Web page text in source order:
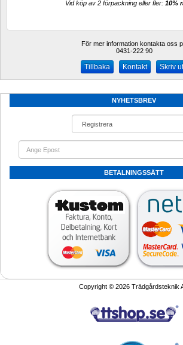
Vid köp av 2 förpackning eller fler: 10%
För mer information kontakta oss
0431-222 90
Kontakt Skriv ut
NYHETSBREV
BETALNINGSSÄTT
Copyright © 2026 Trädgårdsteknik